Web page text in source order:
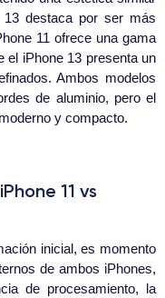
13 destaca por ser más
11 ofrece una gama
el iPhone 13 presenta un
Ambos modelos
de aluminio, pero el
y compacto.
11 vs
inicial, es momento
de ambos iPhones,
de procesamiento, la